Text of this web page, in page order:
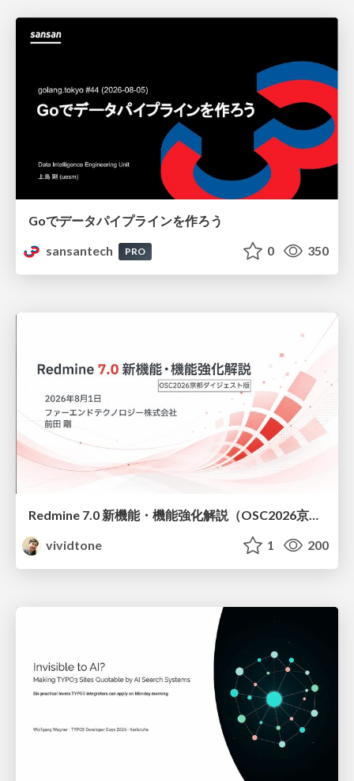
Goでデータパイプラインを作ろう
sansantech
PRO 0 350
Redmine 7.0 新機能・機能強化解説（OSC2026京都ダイジェスト版）
vividtone
1 200